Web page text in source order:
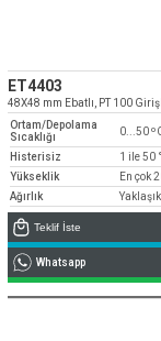
ET4403
48X48 mm Ebatlı, PT 100
Ortam/Depolama
Sıcaklığı
0...50
Histerisiz
1 ile 50
Yükseklik
En çok
Ağırlık
Teklif İste
Whatsapp